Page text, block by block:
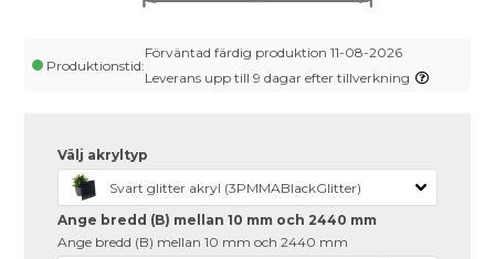
Produktionstid:
Förväntad färdig produktion 11-08-2026
Leverans upp till 9 dagar efter tillverkning
Välj akryltyp
Svart glitter akryl (3PMMABlackGlitter)
Ange bredd (B) mellan 10 mm och 2440 mm
Ange bredd (B) mellan 10 mm och 2440 mm